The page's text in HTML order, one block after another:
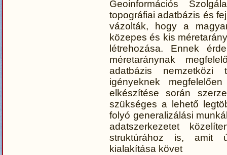
Geoinformációs
topográfiai adatbázis és
vázolták, hogy a
közepes és kis
létrehozása. Ennek
méretaránynak
adatbázis
igényeknek
elkészítése során
szükséges a lehető
folyó generalizálási
adatszerkezetet
struktúrához is, amit
kialakítása követ